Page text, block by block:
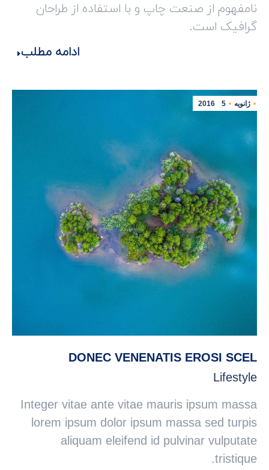
نامفهوم از صنعت چاپ و با استفاده از طراحان
گرافیک است.
ادامه مطلب
ژانویه 5
2016
DONEC VENENATIS EROSI SCEL
Lifestyle
Integer vitae ante vitae mauris ipsum massa
lorem ipsum dolor ipsum massa sed turpis
aliquam eleifend id pulvinar vulputate
tristique.